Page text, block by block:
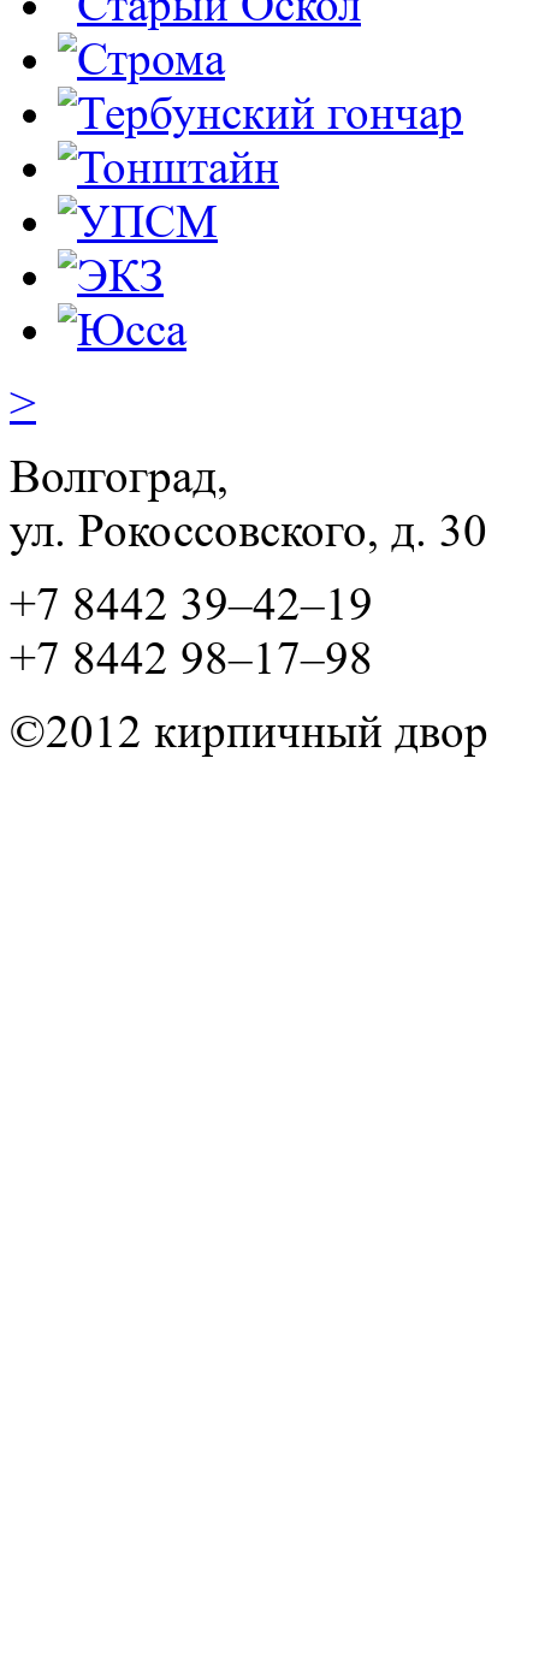
>
Волгоград,
ул. Рокосcовского, д. 30
+7 8442 39–42–19
+7 8442 98–17–98
©2012 кирпичный двор